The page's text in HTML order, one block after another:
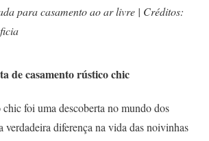
para casamento ao ar livre | Créditos:
de casamento rústico chic
foi uma descoberta no mundo dos
verdadeira diferença na vida das noivinhas